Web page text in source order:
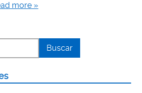
more »